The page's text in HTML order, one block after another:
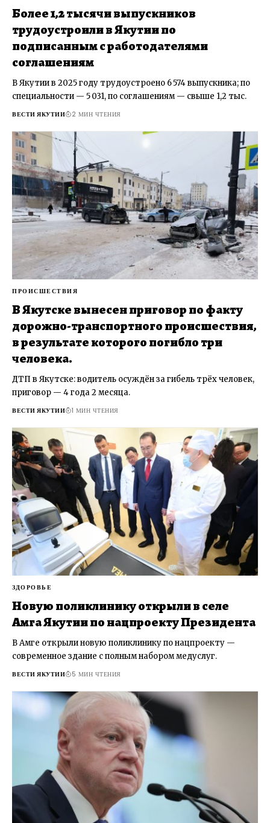
Более 1,2 тысячи выпускников
трудоустроили в Якутии по
подписанным с работодателями
соглашениям
В Якутии в 2025 году трудоустроено 6 574 выпускника; по
специальности — 5 031, по соглашениям — свыше 1,2 тыс.
ВЕСТИ ЯКУТИИ 2 МИН ЧТЕНИЯ
ПРОИСШЕСТВИЯ
В Якутске вынесен приговор по факту
дорожно-транспортного происшествия,
в результате которого погибло три
человека.
ДТП в Якутске: водитель осуждён за гибель трёх человек,
приговор — 4 года 2 месяца.
ВЕСТИ ЯКУТИИ 1 МИН ЧТЕНИЯ
ЗДОРОВЬЕ
Новую поликлинику открыли в селе
Амга Якутии по нацпроекту Президента
В Амге открыли новую поликлинику по нацпроекту —
современное здание с полным набором медуслуг.
ВЕСТИ ЯКУТИИ 5 МИН ЧТЕНИЯ